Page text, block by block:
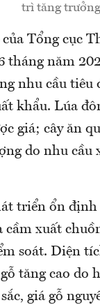
trì tăng
Tổng cục
tháng năm
nhu cầu tiêu
khẩu. Lúa
giá; cây ăn
do nhu cầu
triển ổn định
xuất
soát. Diện
tăng cao do
giá gỗ